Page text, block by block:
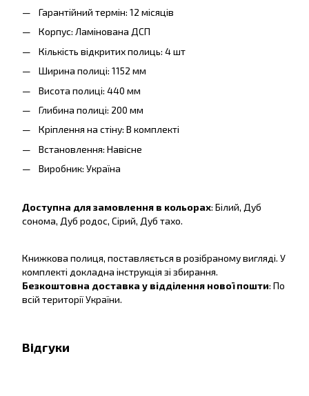
Гарантійний термін: 12 місяців
Корпус: Ламінована ДСП
Кількість відкритих полиць: 4 шт
Ширина полиці: 1152 мм
Висота полиці: 440 мм
Глибина полиці: 200 мм
Кріплення на стіну: В комплекті
Встановлення: Навісне
Виробник: Україна
Доступна для замовлення в кольорах: Білий, Дуб
сонома, Дуб родос, Сірий, Дуб тахо.
Книжкова полиця, поставляється в розібраному вигляді. У
комплекті докладна інструкція зі збирання.
Безкоштовна доставка у відділення нової пошти: По
всій території України.
Відгуки